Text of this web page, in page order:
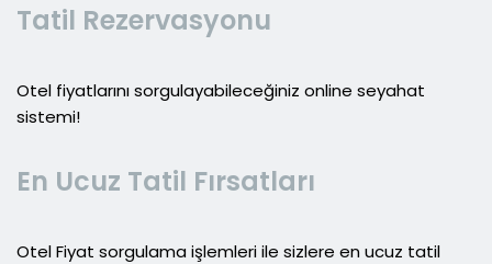
Tatil Rezervasyonu
Otel fiyatlarını sorgulayabileceğiniz online seyahat
sistemi!
En Ucuz Tatil Fırsatları
Otel Fiyat sorgulama işlemleri ile sizlere en ucuz tatil